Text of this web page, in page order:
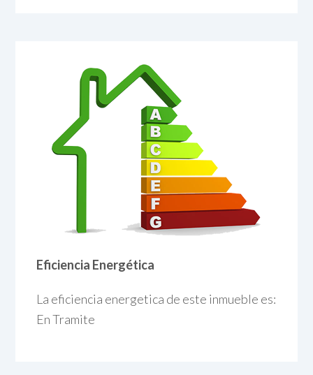
Eficiencia Energética
La eficiencia energetica de este inmueble es:
En Tramite